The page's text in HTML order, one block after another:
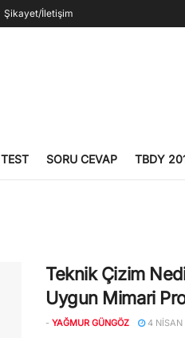
Şikayet/İletişim
TEST SORU CEVAP TBDY
Teknik Çizim
Uygun Mimari
- YAĞMUR GÜNGÖZ 4 NISAN